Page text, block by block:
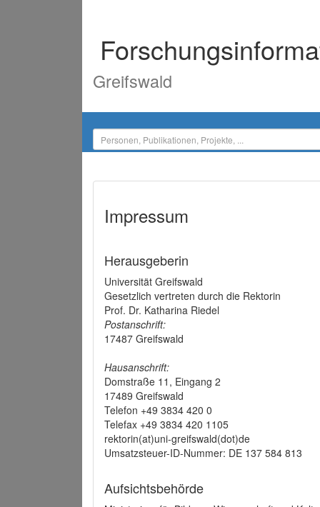
Greifswald
Impressum
Herausgeberin
Universität Greifswald
Gesetzlich vertreten durch die Rektorin
Prof. Dr. Katharina Riedel
Postanschrift:
17487 Greifswald
Hausanschrift:
Domstraße 11, Eingang 2
17489 Greifswald
Telefon +49 3834 420 0
Telefax +49 3834 420 1105
rektorin(at)uni-greifswald(dot)de
Umsatzsteuer-ID-Nummer: DE 137 584 813
Aufsichtsbehörde